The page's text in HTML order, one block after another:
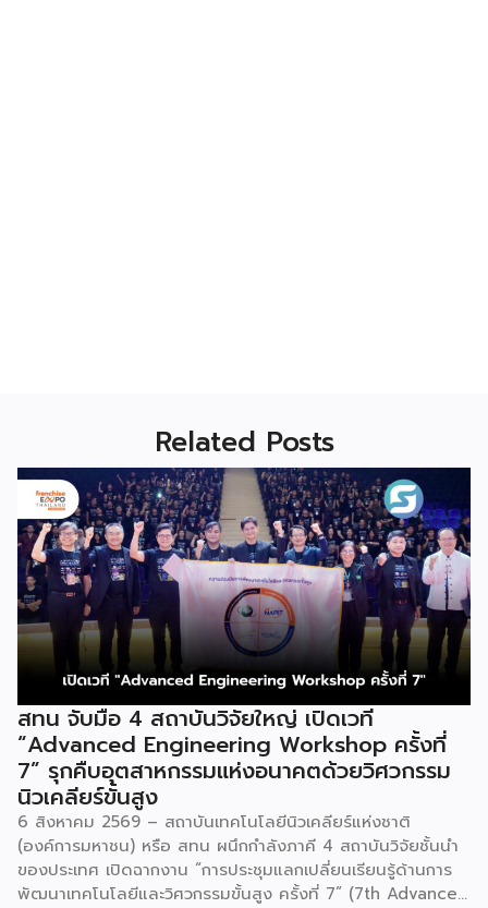
Related Posts
สทน จับมือ 4 สถาบันวิจัยใหญ่ เปิดเวที
“Advanced Engineering Workshop ครั้งที่
7” รุกคืบอุตสาหกรรมแห่งอนาคตด้วยวิศวกรรม
นิวเคลียร์ขั้นสูง
6 สิงหาคม 2569 – สถาบันเทคโนโลยีนิวเคลียร์แห่งชาติ
(องค์การมหาชน) หรือ สทน ผนึกกำลังภาคี 4 สถาบันวิจัยชั้นนำ
ของประเทศ เปิดฉากงาน “การประชุมแลกเปลี่ยนเรียนรู้ด้านการ
พัฒนาเทคโนโลยีและวิศวกรรมขั้นสูง ครั้งที่ 7” (7th Advanced